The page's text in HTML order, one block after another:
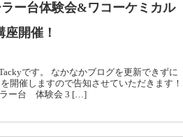
ー台体験会&ワコーケミカル
開催！
です。 なかなかブログを更新できずに
開催しますので告知させていただきます！
ラー台 体験会 3 […]